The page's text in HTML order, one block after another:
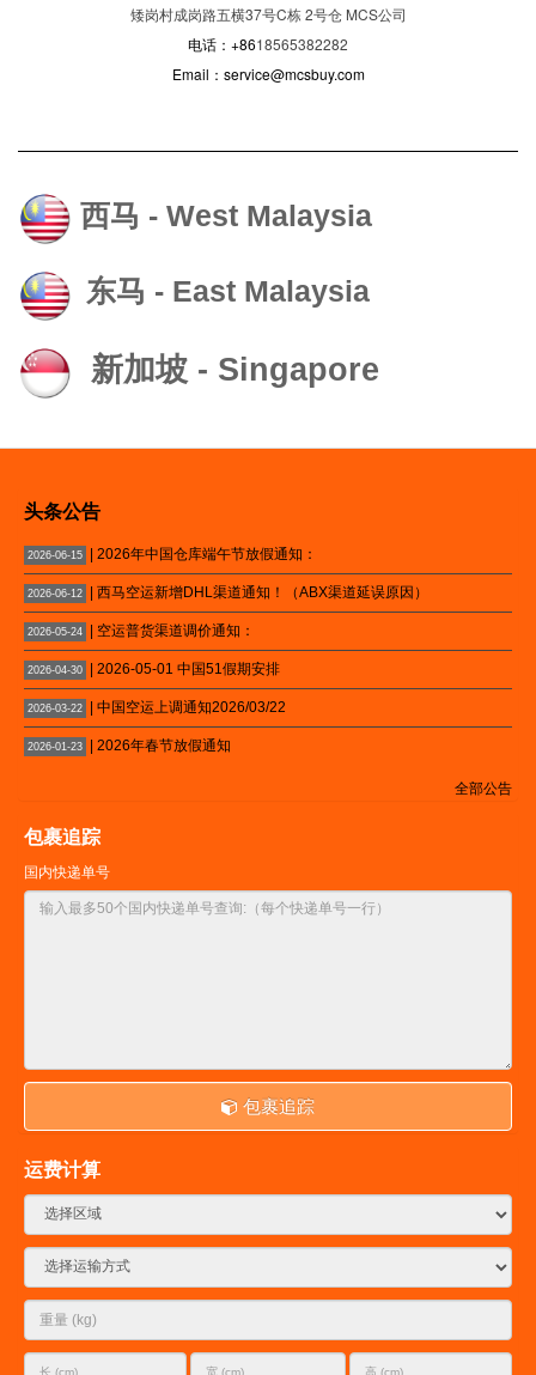
矮岗村成岗路五横37号C栋 2号仓 MCS公司
电话：+8618565382282
Email：service@mcsbuy.com
西马 - West Malaysia
东马 - East Malaysia
新加坡 - Singapore
头条公告
2026-06-15 | 2026年中国仓库端午节放假通知：
2026-06-12 | 西马空运新增DHL渠道通知！（ABX渠道延误原因）
2026-05-24 | 空运普货渠道调价通知：
2026-04-30 | 2026-05-01 中国51假期安排
2026-03-22 | 中国空运上调通知2026/03/22
2026-01-23 | 2026年春节放假通知
全部公告
包裹追踪
国内快递单号
包裹追踪
运费计算